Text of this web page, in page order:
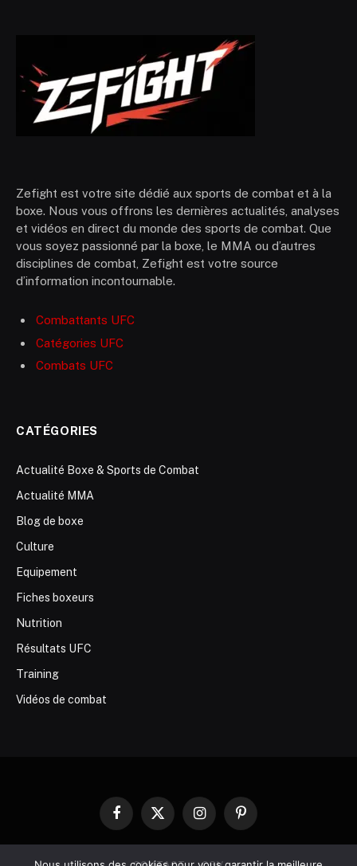
Zefight est votre site dédié aux sports de combat et à la
boxe. Nous vous offrons les dernières actualités, analyses
et vidéos en direct du monde des sports de combat. Que
vous soyez passionné par la boxe, le MMA ou d’autres
disciplines de combat, Zefight est votre source
d’information incontournable.
Combattants UFC
Catégories UFC
Combats UFC
CATÉGORIES
Actualité Boxe & Sports de Combat
Actualité MMA
Blog de boxe
Culture
Equipement
Fiches boxeurs
Nutrition
Résultats UFC
Training
Vidéos de combat
Facebook
X
InstagramPinterest